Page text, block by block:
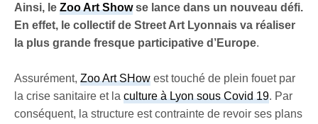
Ainsi, leZoo Art Showse lance dans un nouveau défi.
En effet, le collectif de Street Art Lyonnais va réaliser
la plus grande fresque participative d’Europe.
Assurément,Zoo Art SHow est touché de plein fouet par
la crise sanitaire et laculture à Lyon sous Covid 19. Par
conséquent, la structure est contrainte de revoir ses plans